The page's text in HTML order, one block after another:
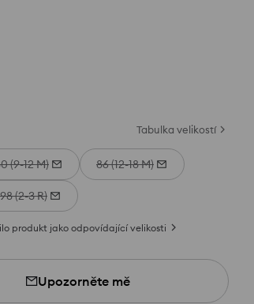
Tabulka velikostí
(9-12 M) 86 (12-18 M)
98 (2-3 R)
produkt jako odpovídající velikosti
Upozorněte mě